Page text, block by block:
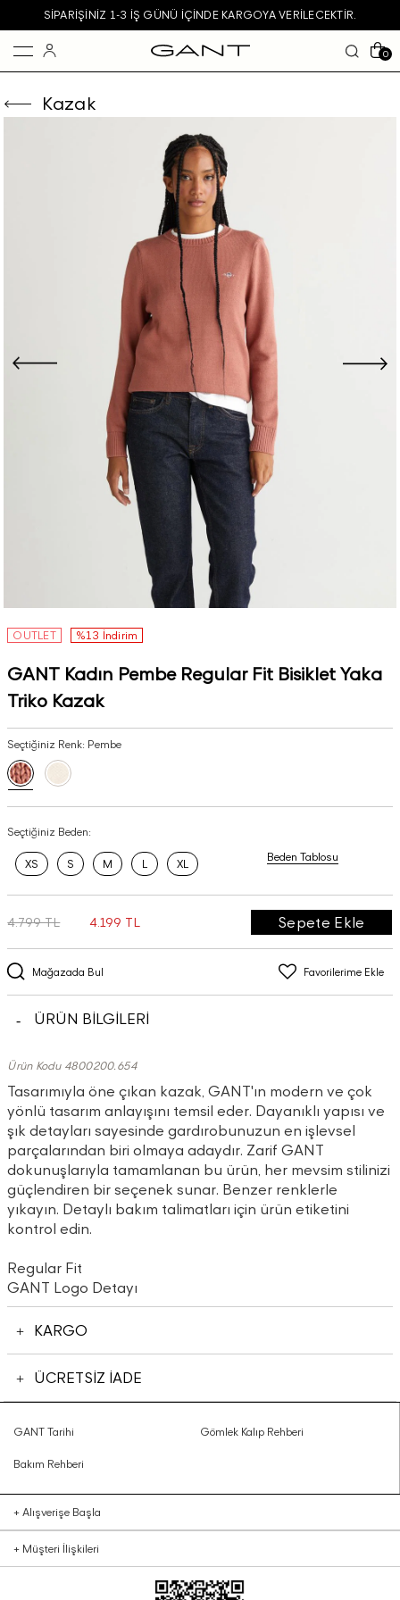
SIPARIŞINIZ 1-3 IŞ GÜNÜ IÇINDE KARGOYA VERILECEKTIR.
0
Kazak
OUTLET %13 İndirim
GANT Kadın Pembe Regular Fit Bisiklet Yaka
Triko Kazak
Seçtiğiniz Renk: Pembe
Seçtiğiniz Beden:
XS S M L XL
Beden Tablosu
Mağazada Bul Favorilerime Ekle
4.799 TL 4.199 TL Sepete Ekle
ÜRÜN BİLGİLERİ
Ürün Kodu 4800200.654
Tasarımıyla öne çıkan kazak, GANT'ın modern ve çok
yönlü tasarım anlayışını temsil eder. Dayanıklı yapısı ve
şık detayları sayesinde gardırobunuzun en işlevsel
parçalarından biri olmaya adaydır. Zarif GANT
dokunuşlarıyla tamamlanan bu ürün, her mevsim stilinizi
güçlendiren bir seçenek sunar. Benzer renklerle
yıkayın. Detaylı bakım talimatları için ürün etiketini
kontrol edin.
Regular Fit
GANT Logo Detayı
KARGO
ÜCRETSİZ İADE
GANT Tarihi Gömlek Kalıp Rehberi
Bakım Rehberi
+ Alışverişe Başla
+ Müşteri İlişkileri